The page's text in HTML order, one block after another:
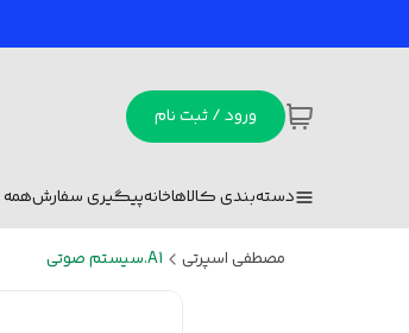
ورود / ثبت نام
دسته‌بندی کالاهاخانهپیگیری سفارش
مصطفی اسپرتی A1.سیستم صوتی